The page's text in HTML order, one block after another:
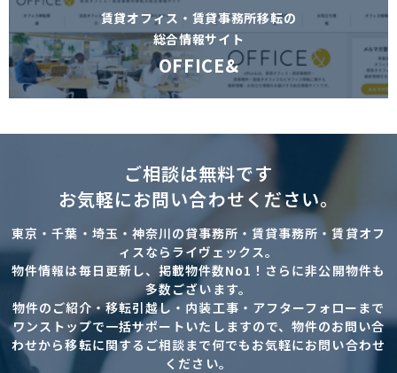
賃貸オフィス・賃貸事務所移転の
総合情報サイト
OFFICE&
ご相談は無料です
お気軽にお問い合わせください。
東京・千葉・埼玉・神奈川の貸事務所・賃貸事務所・賃貸オフ
ィスならライヴェックス。
物件情報は毎日更新し、掲載物件数No1！さらに非公開物件も
多数ございます。
物件のご紹介・移転引越し・内装工事・アフターフォローまで
ワンストップで一括サポートいたしますので、物件のお問い合
わせから移転に関するご相談まで何でもお気軽にお問い合わせ
ください。